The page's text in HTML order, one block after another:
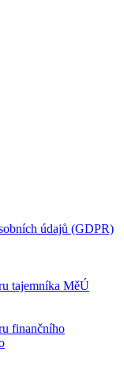
údajů (GDPR)
tajemníka MěÚ
finančního